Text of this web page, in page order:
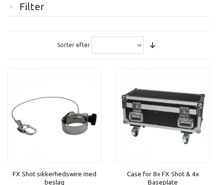
Filter
Sorter efter
FX Shot sikkerhedswire med
beslag
Case for 8x FX Shot & 4x
Baseplate